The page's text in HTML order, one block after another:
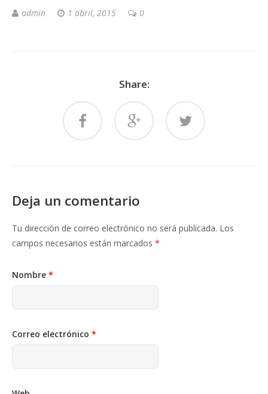
admin 1 abril, 2015 0
Share:
Deja un comentario
Tu dirección de correo electrónico no será publicada. Los
campos necesarios están marcados *
Nombre *
Correo electrónico *